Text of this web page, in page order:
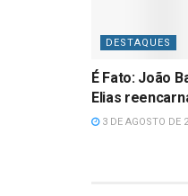
DESTAQUES
É Fato: João
Elias
3 DE AGOSTO DE